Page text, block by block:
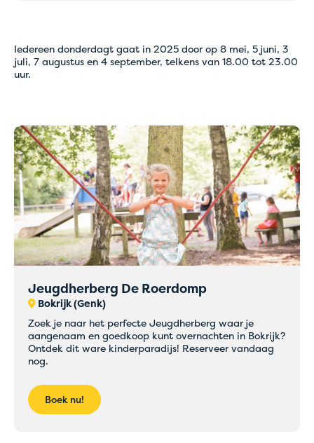
Iedereen donderdagt gaat in 2025 door op 8 mei, 5 juni, 3
juli, 7 augustus en 4 september, telkens van 18.00 tot 23.00
uur.
Jeugdherberg De Roerdomp
Bokrijk (Genk)
Zoek je naar het perfecte Jeugdherberg waar je
aangenaam en goedkoop kunt overnachten in Bokrijk?
Ontdek dit ware kinderparadijs! Reserveer vandaag
nog.
Boek nu!
Tijdelijke
problemen met
online betalingen
keuze via mail of telefoon
Onze medewerkers helpen je graag verder en